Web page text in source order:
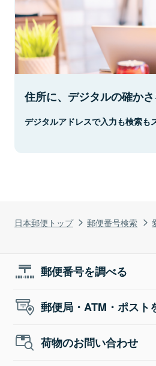
日本郵便トップ 郵便番号検索
住所に、デジタルの確かさ
デジタルアドレスで入力も検索も
郵便番号を調べる
郵便局・ATM・ポスト
荷物のお問い合わせ